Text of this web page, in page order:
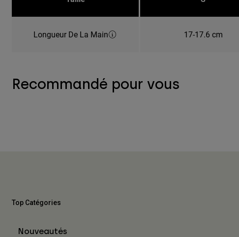
Longueur De La Main 17-17.6 cm
Recommandé pour vous
Top Catégories
Nouveautés